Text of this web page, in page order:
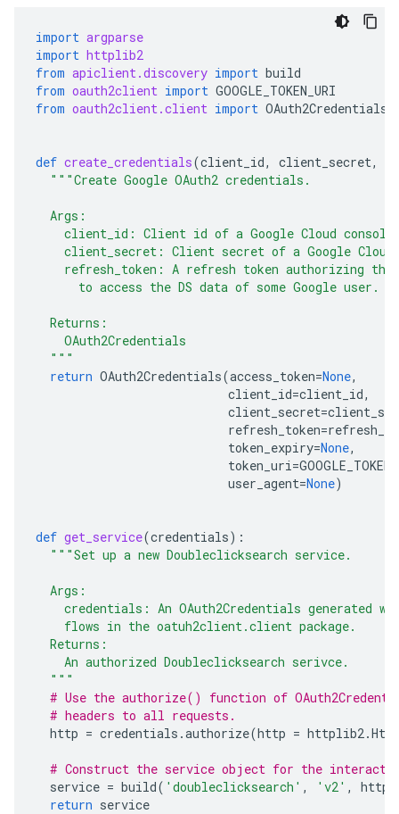
import argparse
import httplib2
from apiclient.discovery import build
from oauth2client import GOOGLE_TOKEN_URI
from oauth2client.client import OAuth2Credentials
def create_credentials(client_id, client_secret,
"""Create Google OAuth2 credentials.
  Args:
client_id: Client id of a Google Cloud console
client_secret: Client secret of a Google
refresh_token: A refresh token authorizing
      to access the DS data of some Google user.
  Returns:
    OAuth2Credentials
  """
return OAuth2Credentials(access_token=None,
client_id=client_id,
client_secret=
refresh_token=
token_expiry=None,
token_uri=
user_agent=None)
def get_service(credentials):
"""Set up a new Doubleclicksearch service.
  Args:
credentials: An OAuth2Credentials generated
    flows in the oatuh2client.client package.
  Returns:
    An authorized Doubleclicksearch serivce.
  """
# Use the authorize() function of
# headers to all requests.
http = credentials .authorize(http = httplib2.Http
# Construct the service object for the
service = build( 'doubleclicksearch' , 'v2' , http
return service